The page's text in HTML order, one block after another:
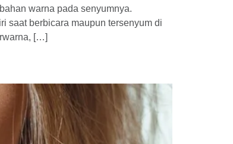
warna pada senyumnya.
saat berbicara maupun tersenyum di
[…]